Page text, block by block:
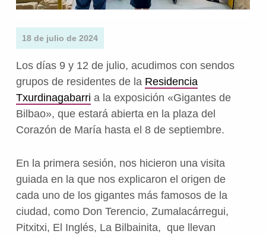
18 de julio de 2024
Los días 9 y 12 de julio, acudimos con sendos
grupos de residentes de la Residencia
Txurdinagabarri a la exposición «Gigantes de
Bilbao», que estará abierta en la plaza del
Corazón de María hasta el 8 de septiembre.
En la primera sesión, nos hicieron una visita
guiada en la que nos explicaron el origen de
cada uno de los gigantes más famosos de la
ciudad, como Don Terencio, Zumalacárregui,
Pitxitxi, El Inglés, La Bilbainita, que llevan